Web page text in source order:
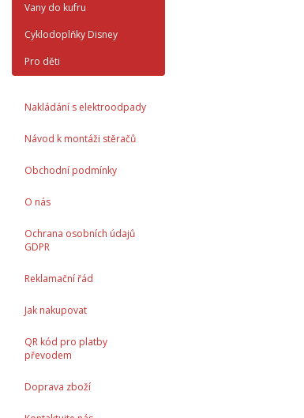
Vany do kufru
Cyklodoplňky Disney
Pro děti
Nakládání s elektroodpady
Návod k montáži stěračů
Obchodní podmínky
O nás
Ochrana osobních údajů
GDPR
Reklamační řád
Jak nakupovat
QR kód pro platby
převodem
Doprava zboží